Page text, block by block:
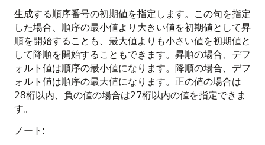
生成する順序番号の初期値を指定します。この句を指定
した場合、順序の最小値より大きい値を初期値として昇
順を開始することも、最大値よりも小さい値を初期値と
して降順を開始することもできます。昇順の場合、デフ
ォルト値は順序の最小値になります。降順の場合、デフ
ォルト値は順序の最大値になります。正の値の場合は
28桁以内、負の値の場合は27桁以内の値を指定できま
す。
ノート: